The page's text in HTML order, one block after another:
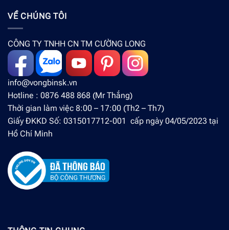
VỀ CHÚNG TÔI
CÔNG TY TNHH CN TM CƯỜNG LONG
info@vongbinsk.vn
Hotline : 0876 488 868 (Mr Thắng)
Thời gian làm việc 8:00 – 17:00 (Th2 – Th7)
Giấy ĐKKD Số: 0315017712-001 cấp ngày 04/05/2023 tại
Hồ Chí Minh